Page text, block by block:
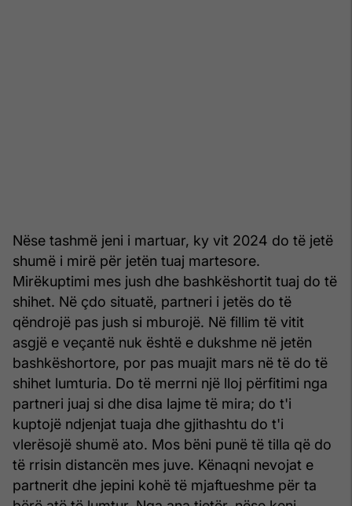
Nëse tashmë jeni i martuar, ky vit 2024 do të jetë
shumë i mirë për jetën tuaj martesore.
Mirëkuptimi mes jush dhe bashkëshortit tuaj do të
shihet. Në çdo situatë, partneri i jetës do të
qëndrojë pas jush si mburojë. Në fillim të vitit
asgjë e veçantë nuk është e dukshme në jetën
bashkëshortore, por pas muajit mars në të do të
shihet lumturia. Do të merrni një lloj përfitimi nga
partneri juaj si dhe disa lajme të mira; do t'i
kuptojë ndjenjat tuaja dhe gjithashtu do t'i
vlerësojë shumë ato. Mos bëni punë të tilla që do
të rrisin distancën mes juve. Kënaqni nevojat e
partnerit dhe jepini kohë të mjaftueshme për ta